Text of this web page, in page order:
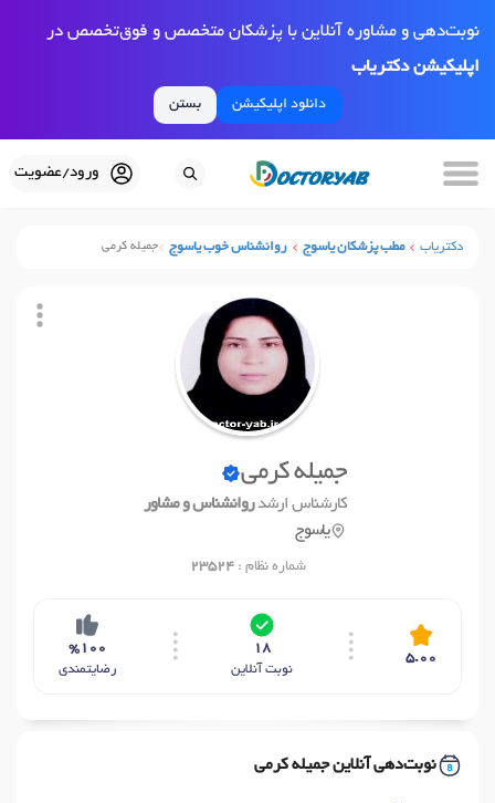
نوبت‌دهی و مشاوره آنلاین با پزشکان متخصص و فوق‌تخصص در
اپلیکیشن دکتریاب
دانلود اپلیکیشن بستن
ورود/عضویت
دکتریاب مطب پزشکان یاسوج روانشناس خوب یاسوج جمیله کرمی
جمیله کرمی
کارشناس ارشدروانشناس و مشاور
یاسوج
شماره نظام :23524
5.00
18
نوبت آنلاین
%100
رضایتمندی
نوبت‌دهی آنلاین جمیله کرمی